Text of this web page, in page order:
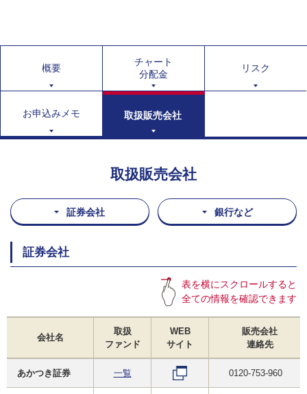
概要
チャート
分配金
リスク
お申込みメモ 取扱販売会社
取扱販売会社
証券会社 銀行など
証券会社
表を横にスクロールすると
全ての情報を確認できます
会社名
取扱
ファンド
WEB
サイト
販売会社
連絡先
あかつき証券 一覧 0120-753-960